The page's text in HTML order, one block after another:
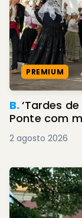
PREMIUM
B.‘Tardes
Ponte com
2 agosto 2026